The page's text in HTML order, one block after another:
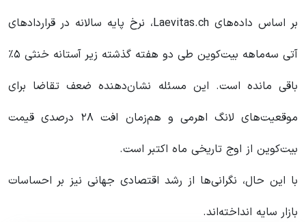
بر اساس داده‌های Laevitas.ch، نرخ پایه سالانه در قراردادهای
آتی سه‌ماهه بیت‌کوین طی دو هفته گذشته زیر آستانه خنثی ۵٪
باقی مانده است. این مسئله نشان‌دهنده ضعف تقاضا برای
موقعیت‌های لانگ اهرمی و هم‌زمان افت ۲۸ درصدی قیمت
بیت‌کوین از اوج تاریخی ماه اکتبر است.
با این حال، نگرانی‌ها از رشد اقتصادی جهانی نیز بر احساسات
بازار سایه انداخته‌اند.